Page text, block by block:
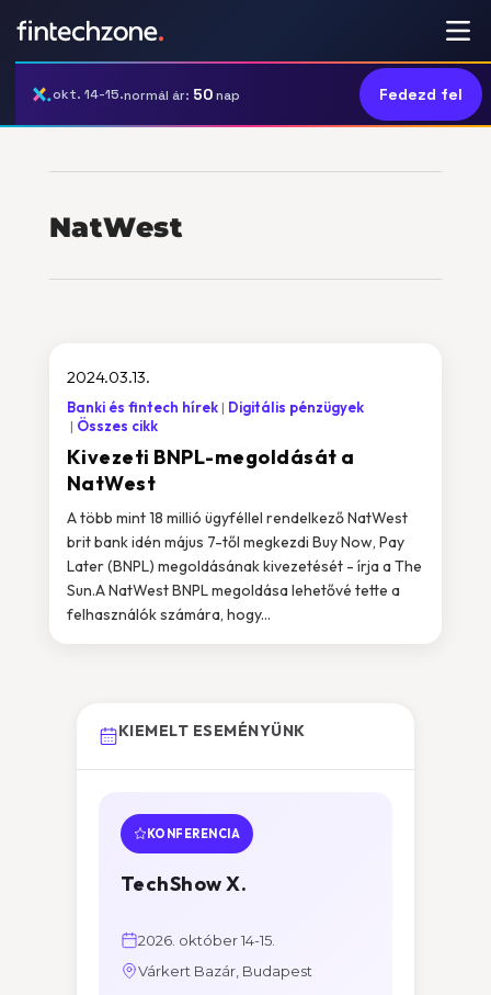
okt. 14-15.normál ár: 50nap Fedezd fel
NatWest
Kivezeti BNPL-megoldását a
NatWest
2024.03.13.
Banki és fintech hírek
Digitális pénzügyek
Összes cikk
A több mint 18 millió ügyféllel rendelkező NatWest
brit bank idén május 7-től megkezdi Buy Now, Pay
Later (BNPL) megoldásának kivezetését - írja a The
Sun.A NatWest BNPL megoldása lehetővé tette a
felhasználók számára, hogy...
KIEMELT ESEMÉNYÜNK
KONFERENCIA
TechShow X.
2026. október 14-15.
Várkert Bazár, Budapest